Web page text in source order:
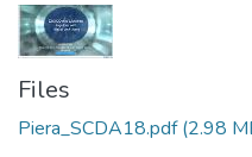
Files
Piera_SCDA18.pdf(2.98